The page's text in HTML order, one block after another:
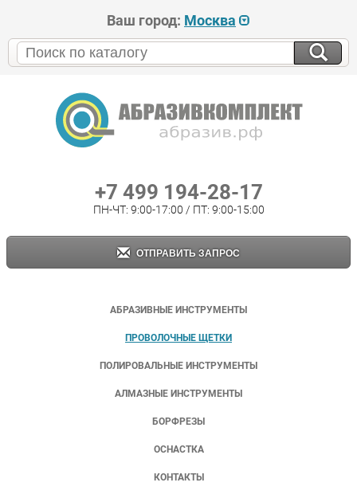
Ваш город: Москва
+7 499 194-28-17
ПН-ЧТ: 9:00-17:00 / ПТ: 9:00-15:00
ОТПРАВИТЬ ЗАПРОС
АБРАЗИВНЫЕ ИНСТРУМЕНТЫ
ПРОВОЛОЧНЫЕ ЩЕТКИ
ПОЛИРОВАЛЬНЫЕ ИНСТРУМЕНТЫ
АЛМАЗНЫЕ ИНСТРУМЕНТЫ
БОРФРЕЗЫ
ОСНАСТКА
КОНТАКТЫ